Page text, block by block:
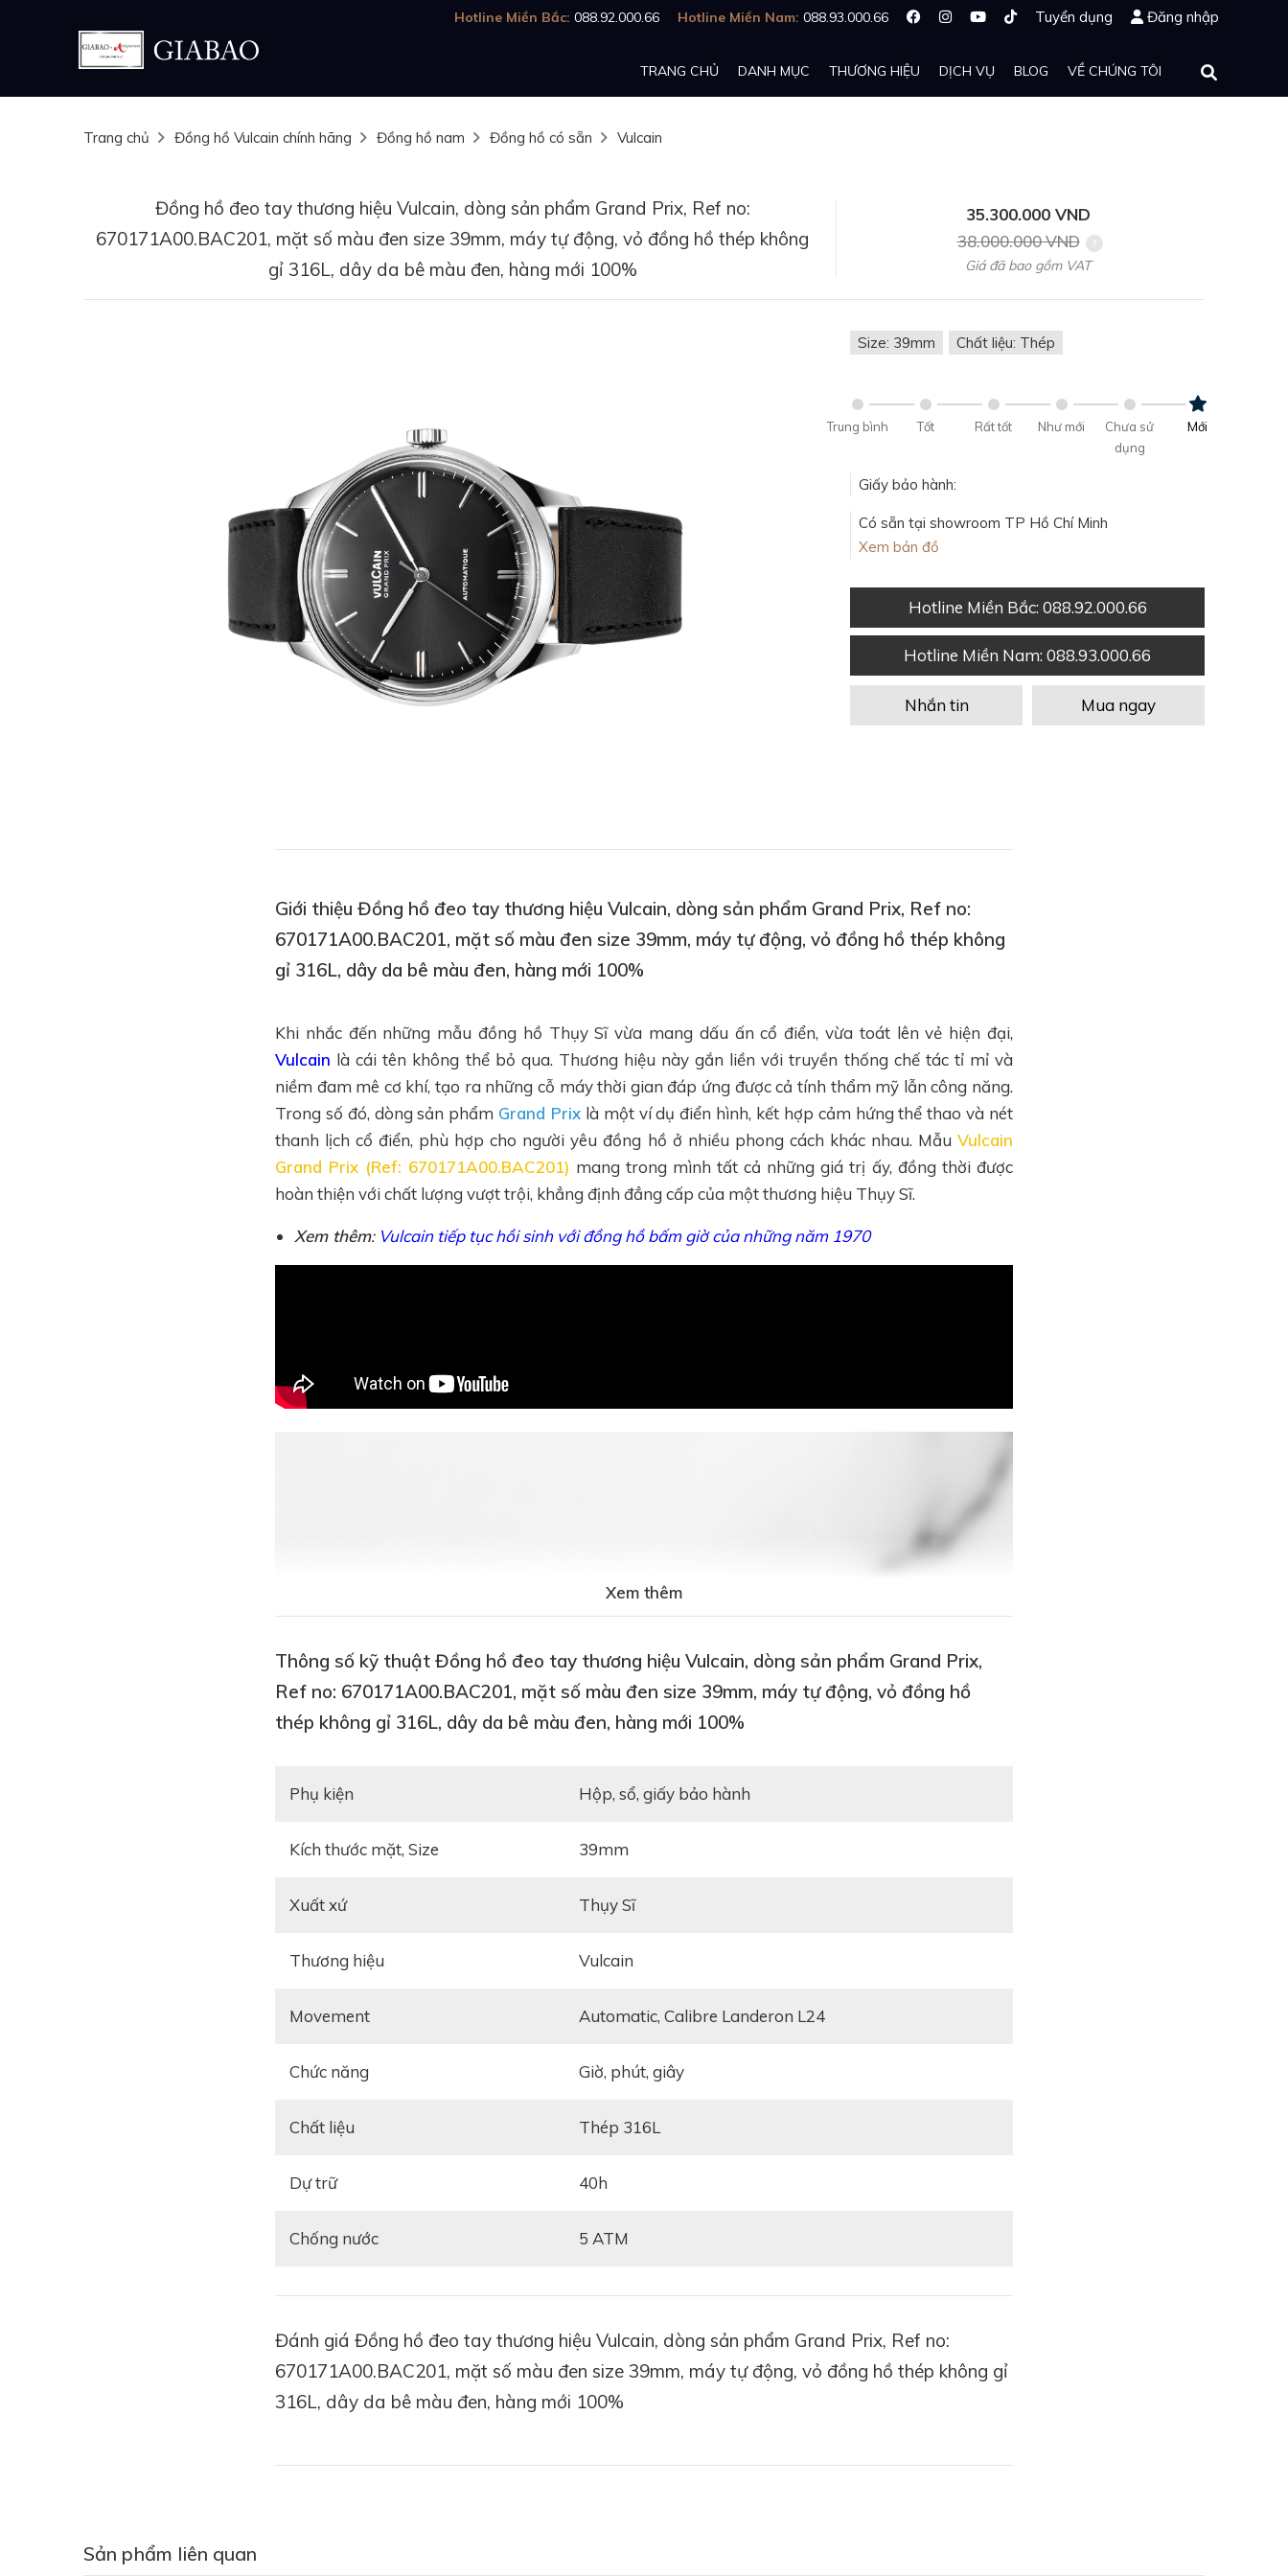
Hotline Miền Bắc: 088.92.000.66 Hotline Miền Nam: 088.93.000.66 Tuyển dụng Đăng nhập
TRANG CHỦ DANH MỤC THƯƠNG HIỆU DỊCH VỤ BLOG VỀ CHÚNG TÔI
Trang chủ Đồng hồ Vulcain chính hãng Đồng hồ nam Đồng hồ có sẵn Vulcain
Đồng hồ đeo tay thương hiệu Vulcain, dòng sản phẩm Grand Prix, Ref no:
670171A00.BAC201, mặt số màu đen size 39mm, máy tự động, vỏ đồng hồ thép không
gỉ 316L, dây da bê màu đen, hàng mới 100%
35.300.000 VND
38.000.000 VND
Giá đã bao gồm VAT
Size: 39mm Chất liệu: Thép
Trung bình Tốt Rất tốt Như mới
Chưa sử
dụng
Mới
Giấy bảo hành:
Có sẵn tại showroom TP Hồ Chí Minh
Xem bản đồ
Hotline Miền Bắc: 088.92.000.66
Hotline Miền Nam: 088.93.000.66
Nhắn tin Mua ngay
Giới thiệu Đồng hồ đeo tay thương hiệu Vulcain, dòng sản phẩm Grand Prix, Ref no:
670171A00.BAC201, mặt số màu đen size 39mm, máy tự động, vỏ đồng hồ thép không
gỉ 316L, dây da bê màu đen, hàng mới 100%
Khi nhắc đến những mẫu đồng hồ Thụy Sĩ vừa mang dấu ấn cổ điển, vừa toát lên vẻ hiện đại,
Vulcain là cái tên không thể bỏ qua. Thương hiệu này gắn liền với truyền thống chế tác tỉ mỉ và
niềm đam mê cơ khí, tạo ra những cỗ máy thời gian đáp ứng được cả tính thẩm mỹ lẫn công năng.
Trong số đó, dòng sản phẩm Grand Prix là một ví dụ điển hình, kết hợp cảm hứng thể thao và nét
thanh lịch cổ điển, phù hợp cho người yêu đồng hồ ở nhiều phong cách khác nhau. Mẫu Vulcain
Grand Prix (Ref: 670171A00.BAC201) mang trong mình tất cả những giá trị ấy, đồng thời được
hoàn thiện với chất lượng vượt trội, khẳng định đẳng cấp của một thương hiệu Thụy Sĩ.
Xem thêm: Vulcain tiếp tục hồi sinh với đồng hồ bấm giờ của những năm 1970
Xem thêm
Thông số kỹ thuật Đồng hồ đeo tay thương hiệu Vulcain, dòng sản phẩm Grand Prix,
Ref no: 670171A00.BAC201, mặt số màu đen size 39mm, máy tự động, vỏ đồng hồ
thép không gỉ 316L, dây da bê màu đen, hàng mới 100%
Phụ kiện Hộp, sổ, giấy bảo hành
Kích thước mặt, Size 39mm
Xuất xứ Thụy Sĩ
Thương hiệu Vulcain
Movement automatic, Calibre Landeron L24
Chức năng Giờ, phút, giây
Chất liệu Thép 316L
Dự trữ 40h
Chống nước 5 ATM
Đánh giá Đồng hồ đeo tay thương hiệu Vulcain, dòng sản phẩm Grand Prix, Ref no:
670171A00.BAC201, mặt số màu đen size 39mm, máy tự động, vỏ đồng hồ thép không gỉ
316L, dây da bê màu đen, hàng mới 100%
Sản phẩm liên quan